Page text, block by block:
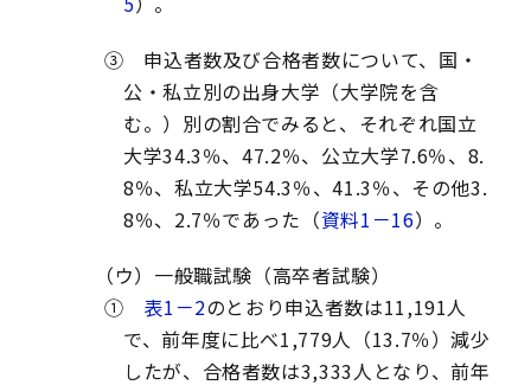
③ 申込者数及び合格者数について、国・
公・私立別の出身大学（大学院を含
む。）別の割合でみると、それぞれ国立
大学34.3％、47.2％、公立大学7.6％、8.
8％、私立大学54.3％、41.3％、その他3.
8％、2.7％であった（資料1－16）。
（ウ）一般職試験（高卒者試験）
① 表1－2のとおり申込者数は11,191人
で、前年度に比べ1,779人（13.7％）減少
したが、合格者数は3,333人となり、前年